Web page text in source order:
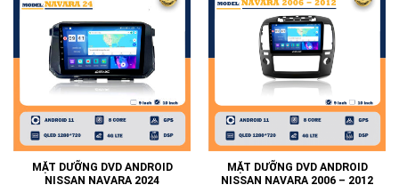
MẶT DƯỠNG DVD ANDROID
NISSAN NAVARA 2024
MẶT DƯỠNG DVD ANDROID
NISSAN NAVARA 2006 – 2012